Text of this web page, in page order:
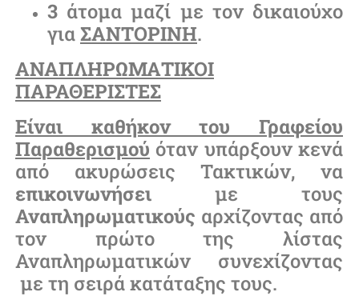
3 άτομα μαζί με τον δικαιούχο
γιαΣΑΝΤΟΡΙΝΗ.
ΑΝΑΠΛΗΡΩΜΑΤΙΚΟΙ
ΠΑΡΑΘΕΡΙΣΤΕΣ
Είναι καθήκον του Γραφείου
Παραθερισμού όταν υπάρξουν κενά
από ακυρώσεις Τακτικών, να
επικοινωνήσει με τους
Αναπληρωματικούς αρχίζοντας από
τον πρώτο της λίστας
Αναπληρωματικών συνεχίζοντας
με τη σειρά κατάταξης τους.